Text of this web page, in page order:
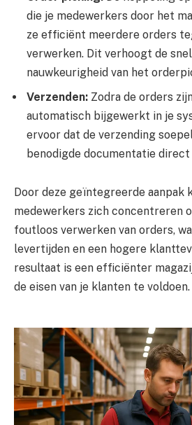
die je medewerkers door het
ze efficiënt meerdere orders
verwerken. Dit verhoogt de
nauwkeurigheid van het
Verzenden: Zodra de orders
automatisch bijgewerkt in je
ervoor dat de verzending
benodigde documentatie direct
Door deze geïntegreerde aanpak
medewerkers zich concentreren
foutloos verwerken van orders,
levertijden en een hogere
resultaat is een efficiënter
de eisen van je klanten te voldoen.